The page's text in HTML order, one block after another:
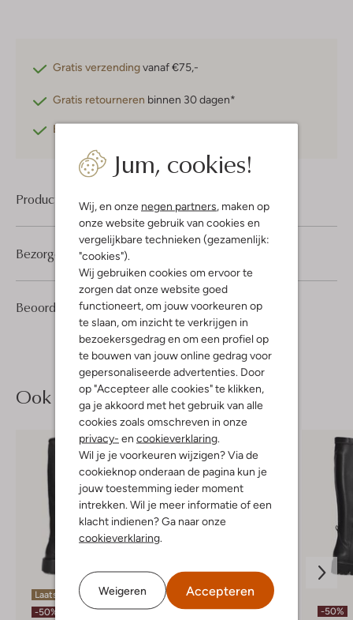
Jum, cookies!
Wij, en onze negen partners, maken op
onze website gebruik van cookies en
vergelijkbare technieken (gezamenlijk:
"cookies").
Wij gebruiken cookies om ervoor te
zorgen dat onze website goed
functioneert, om jouw voorkeuren op
te slaan, om inzicht te verkrijgen in
bezoekersgedrag en om een profiel op
te bouwen van jouw online gedrag voor
gepersonaliseerde advertenties. Door
op "Accepteer alle cookies" te klikken,
ga je akkoord met het gebruik van alle
cookies zoals omschreven in onze
privacy- en cookieverklaring.
Wil je je voorkeuren wijzigen? Via de
cookieknop onderaan de pagina kun je
jouw toestemming ieder moment
intrekken. Wil je meer informatie of een
klacht indienen? Ga naar onze
cookieverklaring.
Weigeren Accepteren
Gratis verzendingvanaf €75,-
Gratis retourneren binnen 30 dagen*
Betaal achteraf
Product informatie
Beoordelingen (2) 4/5
2
4
Sterren
Bezorgen & retourneren
Ook iets voor jou?
Laatste item
-50%
-40% -50%